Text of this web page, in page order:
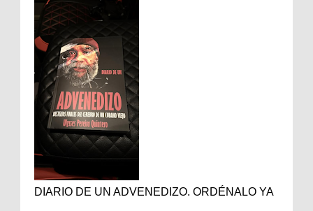
DIARIO DE UN ADVENEDIZO. ORDÉNALO YA